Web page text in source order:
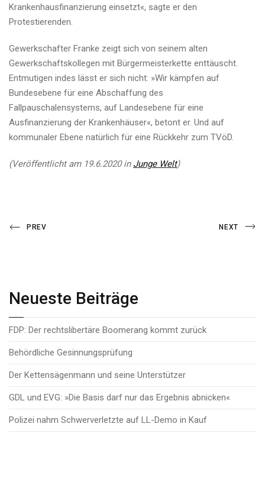
Krankenhausfinanzierung einsetzt«, sagte er den
Protestierenden.
Gewerkschafter Franke zeigt sich von seinem alten
Gewerkschaftskollegen mit Bürgermeisterkette enttäuscht.
Entmutigen indes lässt er sich nicht: »Wir kämpfen auf
Bundesebene für eine Abschaffung des
Fallpauschalensystems, auf Landesebene für eine
Ausfinanzierung der Krankenhäuser«, betont er. Und auf
kommunaler Ebene natürlich für eine Rückkehr zum TVöD.
(Veröffentlicht am 19.6.2020 in Junge Welt)
Beitragsnavigation
Previous
PREV
Next
NEXT
Neueste Beiträge
FDP: Der rechtslibertäre Boomerang kommt zurück
Behördliche Gesinnungsprüfung
Der Kettensägenmann und seine Unterstützer
GDL und EVG: »Die Basis darf nur das Ergebnis abnicken«
Polizei nahm Schwerverletzte auf LL-Demo in Kauf